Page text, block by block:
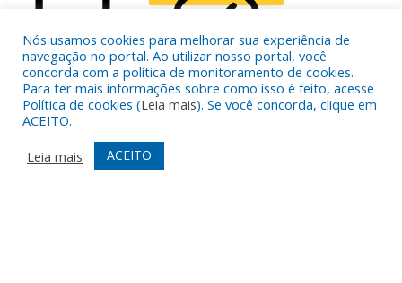
HIGHLIGHT CONTENT STOP ANIMATIONS
Nós usamos cookies para melhorar sua experiência de
navegação no portal. Ao utilizar nosso portal, você
concorda com a política de monitoramento de cookies.
Para ter mais informações sobre como isso é feito, acesse
Política de cookies (Leia mais). Se você concorda, clique em
ACEITO.
Leia mais
ACEITO